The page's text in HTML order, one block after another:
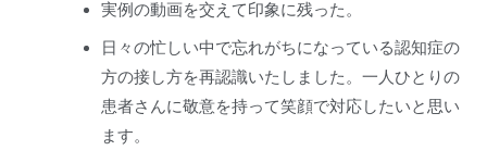
実例の動画を交えて印象に残った。
日々の忙しい中で忘れがちになっている認知症の
方の接し方を再認識いたしました。一人ひとりの
患者さんに敬意を持って笑顔で対応したいと思い
ます。